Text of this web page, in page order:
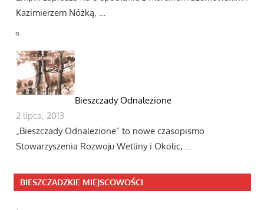
Kazimierzem Nóżką, …
Bieszczady Odnalezione
2 lipca, 2013
„Bieszczady Odnalezione” to nowe czasopismo
Stowarzyszenia Rozwoju Wetliny i Okolic, …
BIESZCZADZKIE MIEJSCOWOŚCI